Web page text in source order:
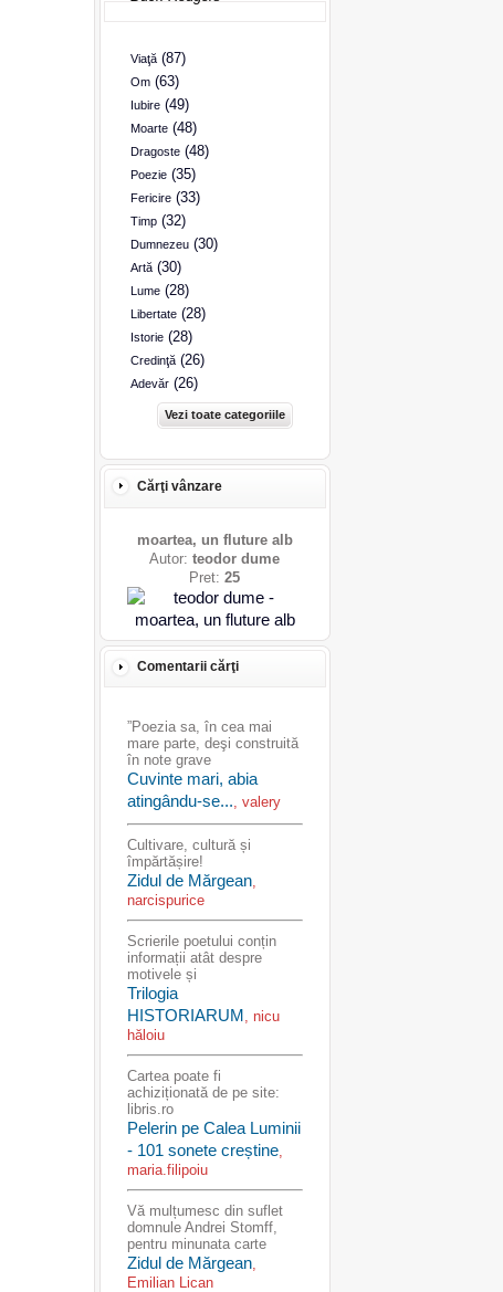
Viaţă(87)
Om(63)
Iubire(49)
Moarte(48)
Dragoste(48)
Poezie(35)
Fericire(33)
Timp(32)
Dumnezeu(30)
Artă(30)
Lume(28)
Libertate(28)
Istorie(28)
Credinţă(26)
Adevăr(26)
Vezi toate categoriile
Cărţi vânzare
moartea, un fluture alb
Autor: teodor dume
Pret: 25
Comentarii cărţi
”Poezia sa, în cea mai
mare parte, deşi construită
în note grave
Cuvinte mari, abia
atingându-se..., valery
Cultivare, cultură și
împărtășire!
Zidul de Mărgean,
narcispurice
Scrierile poetului conțin
informații atât despre
motivele și
Trilogia
HISTORIARUM, nicu
hăloiu
Cartea poate fi
achiziționată de pe site:
libris.ro
Pelerin pe Calea Luminii
- 101 sonete creștine,
maria.filipoiu
Vă mulțumesc din suflet
domnule Andrei Stomff,
pentru minunata carte
Zidul de Mărgean,
Emilian Lican